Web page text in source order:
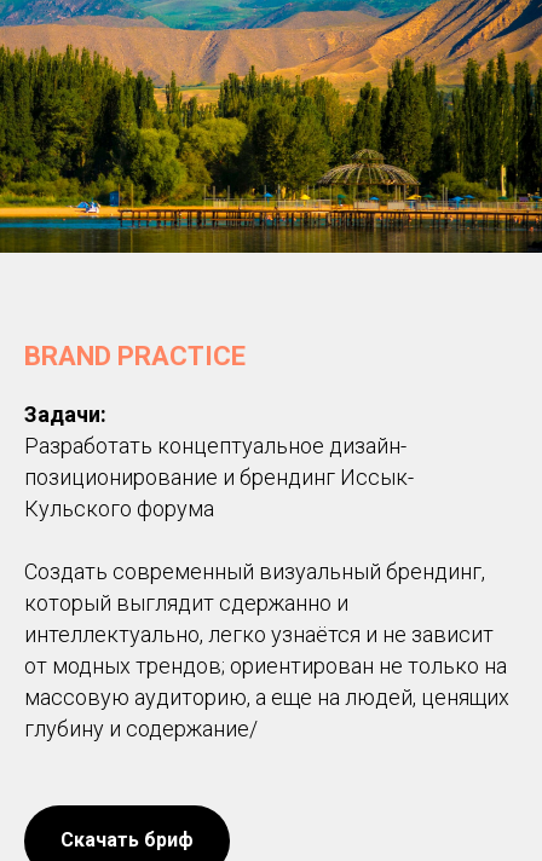
BRAND PRACTICE
Задачи:
Разработать концептуальное дизайн-
позиционирование и брендинг Иссык-
Кульского форума
Создать современный визуальный брендинг,
который выглядит сдержанно и
интеллектуально, легко узнаётся и не зависит
от модных трендов; ориентирован не только на
массовую аудиторию, а еще на людей, ценящих
глубину и содержание/
Скачать бриф